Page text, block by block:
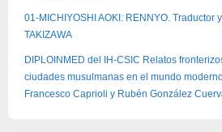
01-MICHIYOSHI AOKI: RENNYO. Traductor
TAKIZAWA
DIPLOINMED del IH-CSIC Relatos
ciudades musulmanas en el mundo
Francesco Caprioli y Rubén González